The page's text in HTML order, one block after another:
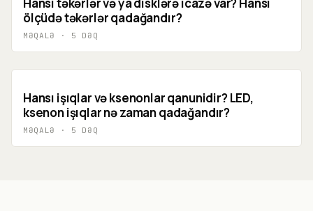
ölçüdə təkərlər qadağandır?
MƏQALƏ · 5 DƏQ
Hansı işıqlar və ksenonlar qanunidir? LED,
ksenon işıqlar nə zaman qadağandır?
MƏQALƏ · 5 DƏQ